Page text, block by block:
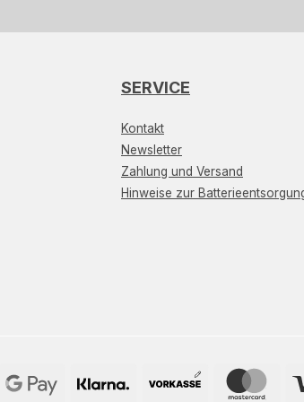
SERVICE
Kontakt
Newsletter
Zahlung und Versand
Hinweise zur